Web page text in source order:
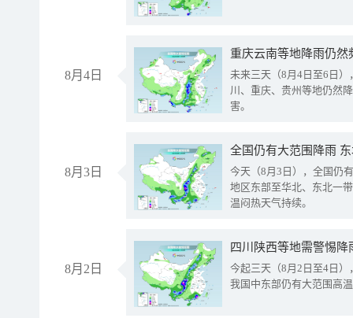
8月4日
重庆云南等地降雨仍然
未来三天（8月4日至6日
川、重庆、贵州等地仍然
害。
8月3日
全国仍有大范围降雨
今天（8月3日），全国仍
地区东部至华北、东北一
温闷热天气持续。
8月2日
今起三天（8月2日至4日
我国中东部仍有大范围高